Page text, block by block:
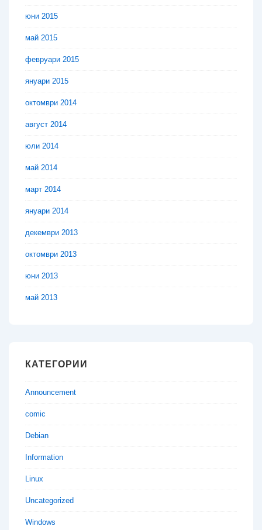
юни 2015
май 2015
февруари 2015
януари 2015
октомври 2014
август 2014
юли 2014
май 2014
март 2014
януари 2014
декември 2013
октомври 2013
юни 2013
май 2013
КАТЕГОРИИ
Announcement
comic
Debian
Information
Linux
Uncategorized
Windows